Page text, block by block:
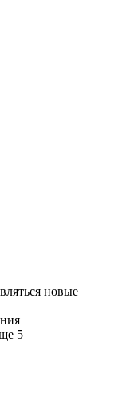
новые
5